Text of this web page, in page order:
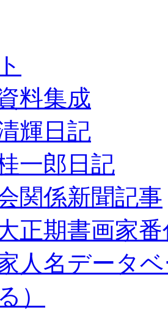
料集成
輝日記
一郎日記
関係新聞記事
正期書画家
人名データ
）